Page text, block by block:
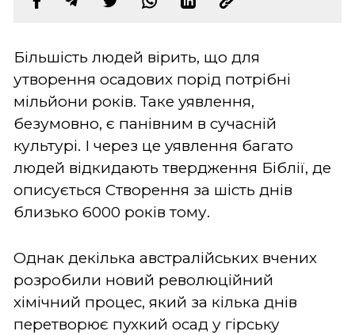
Більшість людей вірить, що для
утворення осадових порід потрібні
мільйони років. Таке уявлення,
безумовно, є панівним в сучасній
культурі. І через це уявлення багато
людей відкидають твердження Біблії, де
описується Створення за шість днів
близько 6000 років тому.
Однак декілька австралійських вчених
розробили новий революційний
хімічний процес, який за кілька днів
перетворює пухкий осад у гірську